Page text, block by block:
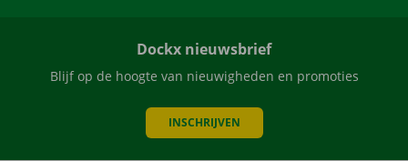
Dockx nieuwsbrief
Blijf op de hoogte van nieuwigheden en promoties
INSCHRIJVEN